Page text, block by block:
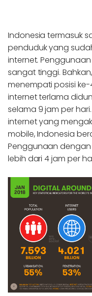
Indonesia termasuk
penduduk yang
internet.
sangat tinggi.
menempati posisi
internet terlama
selama 9 jam per
internet yang
mobile, Indonesia
Penggunaan
lebih dari 4 jam per